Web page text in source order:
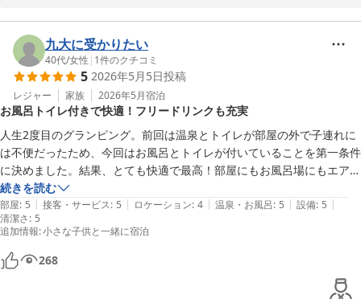
改めまして、この度のご利用とご投稿に心より感謝申し上げます。
またお会いできます日をスタッフ一同、心よりお待ちしておりま
す。
2026-06-07
スタッフの対応につきまして、「優しくて親切」とのお言葉を頂戴
し、スタッフ一同大変嬉しく思っております。安心して気持ちよく
お過ごしいただけたご様子に、何より励みをいただいております。
また、夕食のBBQや朝食につきましてもご満足いただけたとのこ
と、新鮮な食材をお楽しみいただけたことを大変嬉しく拝見いたし
ました。
コテージA棟でのご滞在では、ウッディな雰囲気の中でご家族皆様
がゆったりとお過ごしいただけたとのこと、お子様にも良い思い出
となったご様子に私どもも大変光栄に存じます。
海まで気軽にお散歩できる立地やロケーションもお楽しみいただけ
たとのこと、当施設ならではの自然の魅力をご体感いただけており
ましたら幸いです。
九大に受かりたい
40代/女性 | 1件のクチコミ
5 2026年5月5日投稿
レジャー 家族 2026年5月宿泊
お風呂トイレ付きで快適！フリードリンクも充実
人生2度目のグランピング。前回は温泉とトイレが部屋の外で子連れに
は不便だったため、今回はお風呂とトイレが付いていることを第一条件
に決めました。結果、とても快適で最高！部屋にもお風呂場にもエアコ
ンが付いており、プライベートガーデン？にもエアコン完備。飲み放題
のフリードリンクも種類豊富で大満足。アメニティもホテル並みに充
実。夜のランプ肉は柔らかく、朝ごはんのパンも美味しかったです。ス
タッフの方もみなさん親切でした。
続きを読む
部屋: 5 | 接客・サービス: 5 | ロケーション: 4 | 温泉・お風呂: 5 | 設備: 5 |
清潔さ: 5
追加情報:小さな子供と一緒に宿泊
268